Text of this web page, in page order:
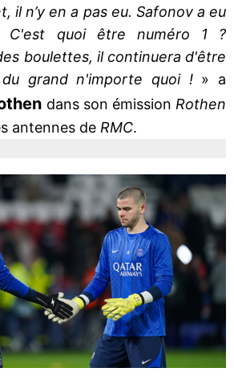
il n’y en a pas eu. Safonov a eu
C'est quoi être numéro 1 ?
boulettes, il continuera d'être
grand n'importe quoi ! » a
dans son émission Rothen
antennes de RMC.